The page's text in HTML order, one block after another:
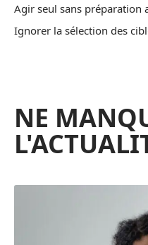
Agir seul sans préparation
Ignorer la sélection des
NE